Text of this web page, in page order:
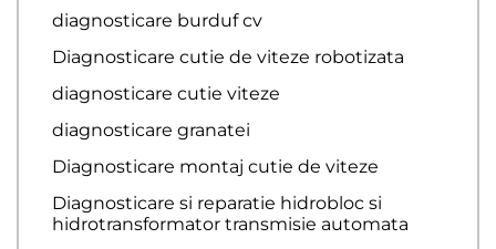
diagnosticare burduf cv
Diagnosticare cutie de viteze robotizata
diagnosticare cutie viteze
diagnosticare granatei
Diagnosticare montaj cutie de viteze
Diagnosticare si reparatie hidrobloc si
hidrotransformator transmisie automata